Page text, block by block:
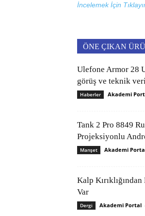
İncelemek İçin
ÖNE ÇIKAN
Ulefone Armor 28
görüş ve teknik
Haberler Akademi
Tank 2 Pro 8849
Projeksiyonlu
Manşet Akademi
Kalp
Var
Dergi Akademi Portal -